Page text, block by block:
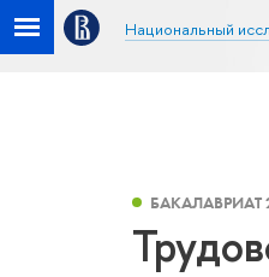
Национальный
БАКАЛАВРИАТ